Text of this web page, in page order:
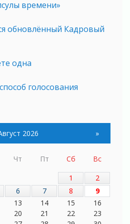
времени»
обновлённый Кадровый
одна
голосования
заранее
и границ
фронта
2026 »
Чт Пт Сб
Вс
1
2
6 7 8
9
13 14 15
16
20 21 22
23